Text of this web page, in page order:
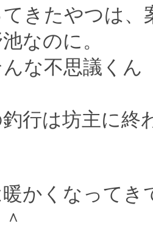
てきたやつは
なのに。
んな不思議くん
行は坊主に終
かくなってき